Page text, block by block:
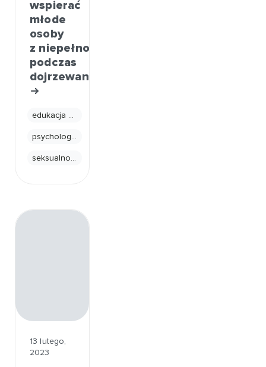
wspierać
młode
osoby
z niepełnosprawnościami
podczas
dojrzewania?
edukacja seksualna
psychologia
seksualność
13 lutego,
2023